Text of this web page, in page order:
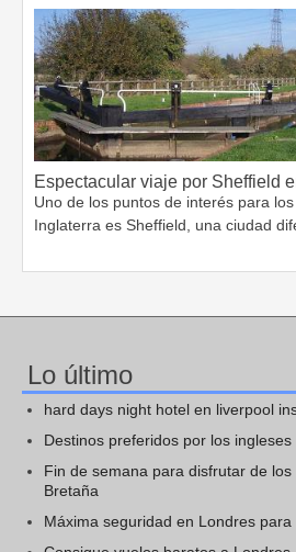
Espectacular viaje por Sheffield
Uno de los puntos de interés para
Inglaterra es Sheffield, una ciudad
Lo último
hard days night hotel en liverpool
Destinos preferidos por los ingleses
Fin de semana para disfrutar de
Bretaña
Máxima seguridad en Londres